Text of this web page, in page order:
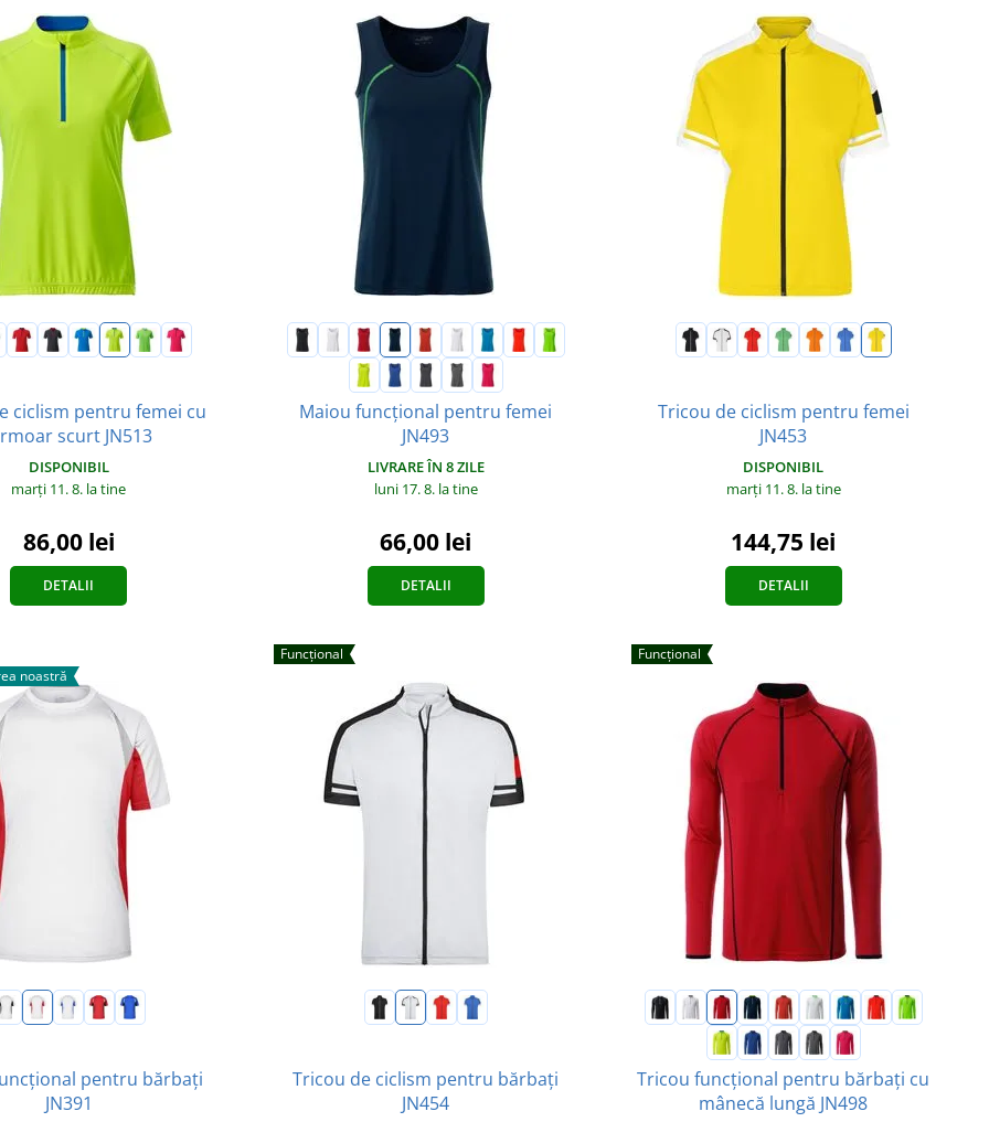
ciclism pentru femei cu
scurt JN513
DISPONIBIL
marți 11. 8. la tine
86,00 lei
DETALII
Maiou funcțional pentru femei
JN493
LIVRARE ÎN 8 ZILE
luni 17. 8. la tine
66,00 lei
DETALII
Tricou de ciclism pentru femei
JN453
DISPONIBIL
marți 11. 8. la tine
144,75 lei
DETALII
noastră
pentru bărbați
JN391
Funcțional
Tricou de ciclism pentru bărbați
JN454
Funcțional
Tricou funcțional pentru bărbați cu
mânecă lungă JN498